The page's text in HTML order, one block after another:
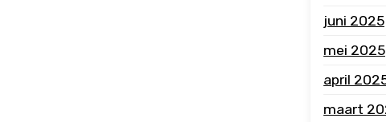
juni 2025
mei 2025
april
maart